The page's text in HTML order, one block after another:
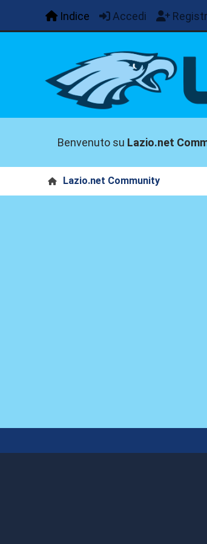
Indice Accedi
Benvenuto su Lazio.net
Lazio.net Community